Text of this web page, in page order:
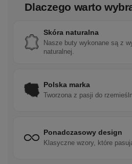
Dlaczego warto
Skóra naturalna
Nasze buty wykonane są z
naturalnej.
Polska marka
Tworzona z pasji do
Ponadczasowy design
Klasyczne wzory, które